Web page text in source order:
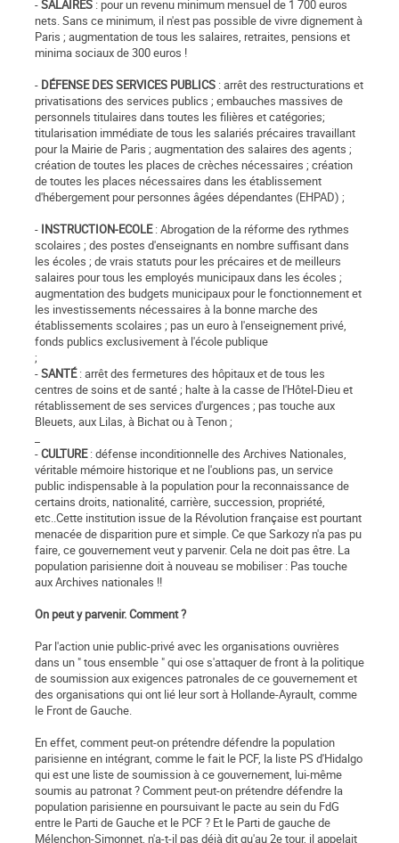
-SALAIRES : pour un revenu minimum mensuel de 1 700 euros
nets. Sans ce minimum, il n'est pas possible de vivre dignement à
Paris ; augmentation de tous les salaires, retraites, pensions et
minima sociaux de 300 euros !
- DÉFENSE DES SERVICES PUBLICS : arrêt des restructurations et
privatisations des services publics ; embauches massives de
personnels titulaires dans toutes les filières et catégories;
titularisation immédiate de tous les salariés précaires travaillant
pour la Mairie de Paris ; augmentation des salaires des agents ;
création de toutes les places de crèches nécessaires ; création
de toutes les places nécessaires dans les établissement
d'hébergement pour personnes âgées dépendantes (EHPAD) ;
- INSTRUCTION-ECOLE: Abrogation de la réforme des rythmes
scolaires ; des postes d'enseignants en nombre suffisant dans
les écoles ; de vrais statuts pour les précaires et de meilleurs
salaires pour tous les employés municipaux dans les écoles ;
augmentation des budgets municipaux pour le fonctionnement et
les investissements nécessaires à la bonne marche des
établissements scolaires ; pas un euro à l'enseignement privé,
fonds publics exclusivement à l'école publique
;
-SANTÉ: arrêt des fermetures des hôpitaux et de tous les
centres de soins et de santé ; halte à la casse de l'Hôtel-Dieu et
rétablissement de ses services d'urgences ; pas touche aux
Bleuets, aux Lilas, à Bichat ou à Tenon ;
-CULTURE: défense inconditionnelle des Archives Nationales,
véritable mémoire historique et ne l'oublions pas, un service
public indispensable à la population pour la reconnaissance de
certains droits, nationalité, carrière, succession, propriété,
etc..Cette institution issue de la Révolution française est pourtant
menacée de disparition pure et simple. Ce que Sarkozy n'a pas pu
faire, ce gouvernement veut y parvenir. Cela ne doit pas être. La
population parisienne doit à nouveau se mobiliser : Pas touche
aux Archives nationales !!
On peut y parvenir. Comment ?
Par l'action unie public-privé avec les organisations ouvrières
dans un " tous ensemble " qui ose s'attaquer de front à la politique
de soumission aux exigences patronales de ce gouvernement et
des organisations qui ont lié leur sort à Hollande-Ayrault, comme
le Front de Gauche.
En effet, comment peut-on prétendre défendre la population
parisienne en intégrant, comme le fait le PCF, la liste PS d'Hidalgo
qui est une liste de soumission à ce gouvernement, lui-même
soumis au patronat ? Comment peut-on prétendre défendre la
population parisienne en poursuivant le pacte au sein du FdG
entre le Parti de Gauche et le PCF ? Et le Parti de gauche de
Mélenchon-Simonnet, n'a-t-il pas déjà dit qu'au 2e tour, il appelait